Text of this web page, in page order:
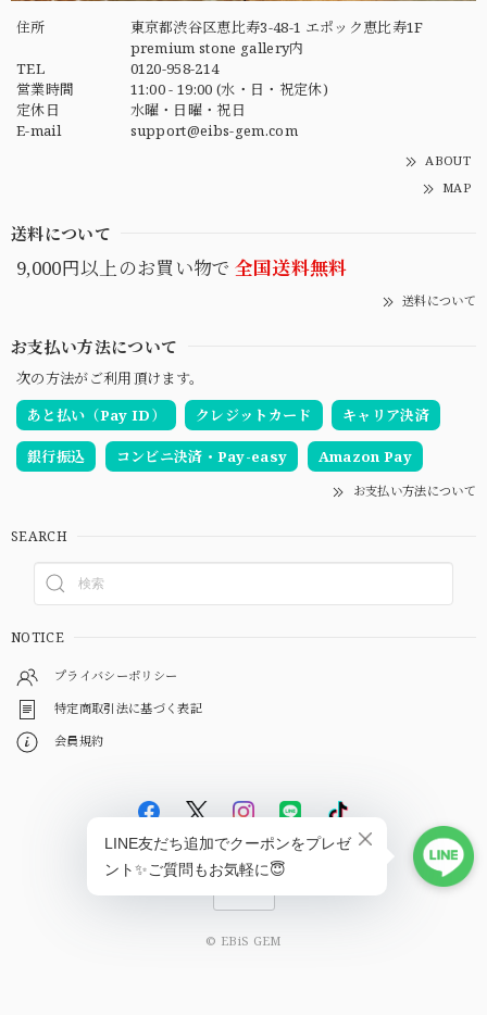
住所
東京都渋谷区恵比寿3-48-1 エポック恵比寿1F
premium stone gallery内
TEL
0120-958-214
営業時間
11:00 - 19:00 (水・日・祝定休)
定休日
水曜・日曜・祝日
E-mail
support@eibs-gem.com
ABOUT
MAP
送料について
9,000円以上のお買い物で 全国送料無料
送料について
お支払い方法について
次の方法がご利用頂けます。
あと払い（Pay ID）
クレジットカード キャリア決済
銀行振込 コンビニ決済・Pay-easy Amazon Pay
お支払い方法について
SEARCH
NOTICE
プライバシーポリシー
特定商取引法に基づく表記
会員規約
© EBiS GEM